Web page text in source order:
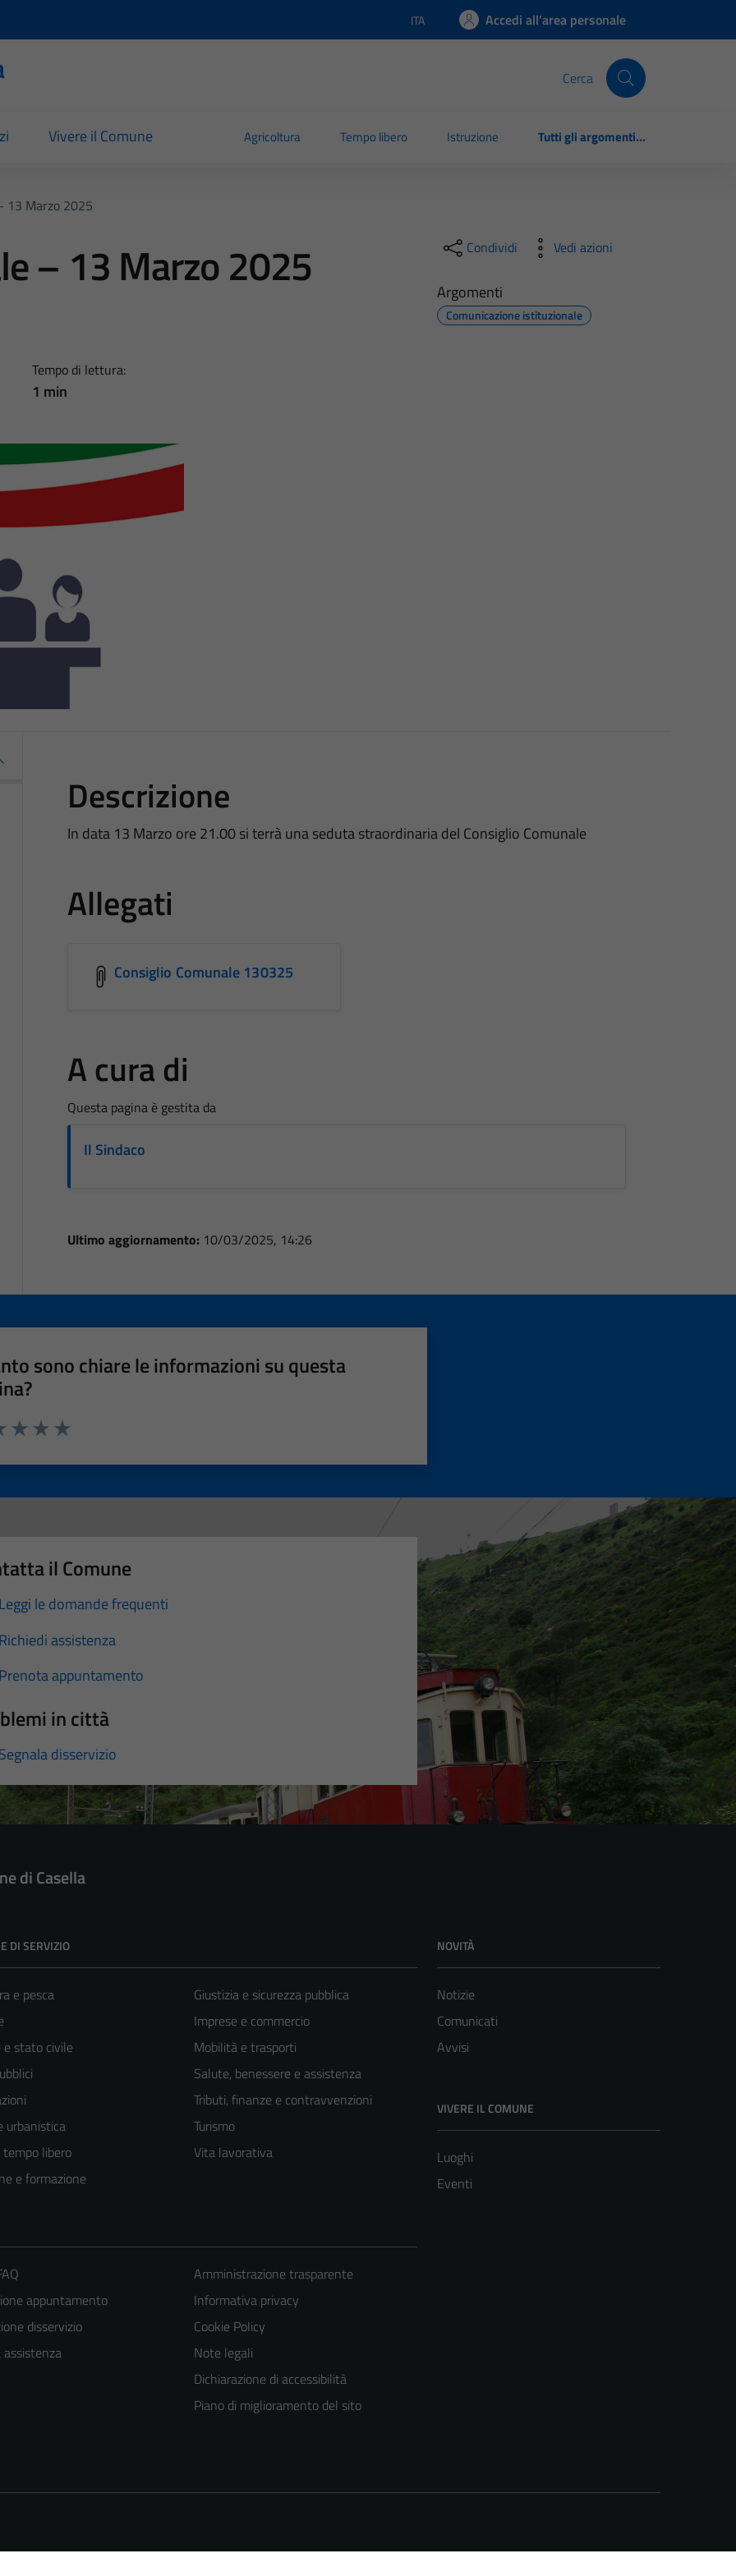
Lingua attiva:
ITA Accedi all'area personale
Cerca
Vivere il Comune Agricoltura Tempo libero Istruzione Tutti gli argomenti...
13 Marzo 2025
– 13 Marzo 2025
Tempo di lettura:
1 min
Condividi Vedi azioni
Argomenti
Comunicazione istituzionale
Descrizione
In data 13 Marzo ore 21.00 si terrà una seduta straordinaria del Consiglio Comunale
Allegati
Consiglio Comunale 130325
A cura di
Questa pagina è gestita da
Il Sindaco
Ultimo aggiornamento: 10/03/2025, 14:26
sono chiare le informazioni su questa
il Comune
Leggi le domande frequenti
Richiedi assistenza
Prenota appuntamento
in città
Segnala disservizio
di Casella
DI SERVIZIO
e pesca
e stato civile
urbanistica
libero
e formazione
Giustizia e sicurezza pubblica
Imprese e commercio
Mobilità e trasporti
Salute, benessere e assistenza
Tributi, finanze e contravvenzioni
Turismo
Vita lavorativa
NOVITÀ
Notizie
Comunicati
Avvisi
VIVERE IL COMUNE
Luoghi
Eventi
appuntamento
disservizio
assistenza
Amministrazione trasparente
Informativa privacy
Cookie Policy
Note legali
Dichiarazione di accessibilità
Piano di miglioramento del sito